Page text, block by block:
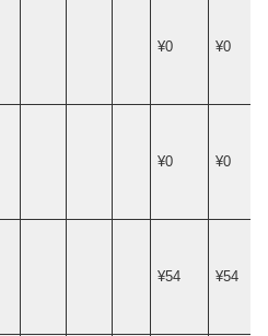
¥0 ¥0
¥0 ¥0
¥54 ¥54